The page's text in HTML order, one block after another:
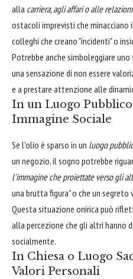
alla carriera, agli affari o alle
ostacoli imprevisti che
colleghi che creano "incidenti" o
Potrebbe anche simboleggiare
una sensazione di non essere
e a prestare attenzione alle
In un Luogo
Immagine Sociale
Se l'olio è sparso in un luogo
un negozio, il sogno potrebbe
l'immagine che proiettate verso gli
una brutta figura" o che un
Questa situazione onirica può
alla percezione che gli altri hanno
socialmente.
In Chiesa o Luogo
Valori Personali